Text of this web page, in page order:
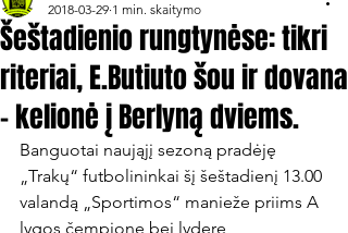
Šeštadienio rungtynėse: tikri
riteriai, E.Butiuto šou ir dovana
- kelionė į Berlyną dviems.
2018-03-29 1 min. skaitymo
Banguotai naująjį sezoną pradėję
„Trakų“ futbolininkai šį šeštadienį 13.00
valandą „Sportimos“ manieže priims A
lygos čempionę bei lyderę